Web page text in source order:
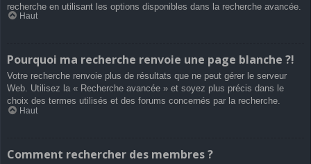
recherche en utilisant les options disponibles dans la recherche avancée.
Haut
Pourquoi ma recherche renvoie une page blanche ?!
Votre recherche renvoie plus de résultats que ne peut gérer le serveur
Web. Utilisez la « Recherche avancée » et soyez plus précis dans le
choix des termes utilisés et des forums concernés par la recherche.
Haut
Comment rechercher des membres ?